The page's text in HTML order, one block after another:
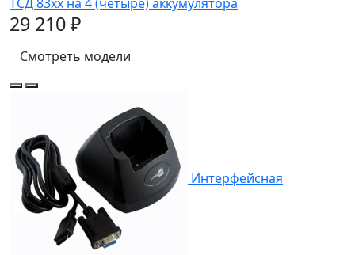
29 210 ₽
Смотреть модели
Интерфейсная